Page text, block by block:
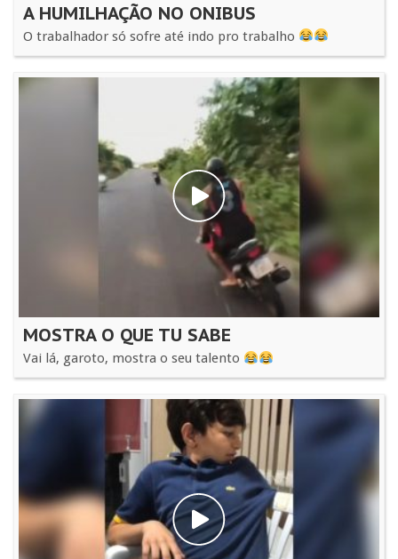
A HUMILHAÇÃO NO ONIBUS
O trabalhador só sofre até indo pro trabalho
MOSTRA O QUE TU SABE
Vai lá, garoto, mostra o seu talento